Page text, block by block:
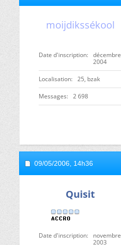
moijdikssékool
Date d'inscription
décembre
2004
Localisation 25, bzak
Messages 2 698
09/05/2006, 14h36
Quisit
Date d'inscription
novembre
2003